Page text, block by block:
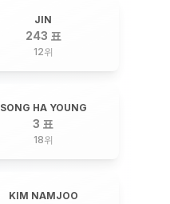
JIN
243 표
12위
SONG HA YOUNG
3 표
18위
KIM NAMJOO